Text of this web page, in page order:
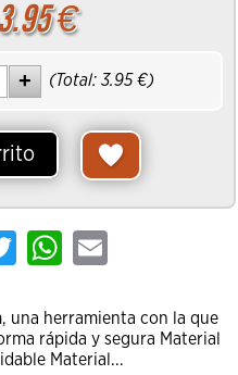
3.95€
(Total: 3.95€)
Twitter WhatsApp
una herramienta con la que
rápida y segura Material
Material...